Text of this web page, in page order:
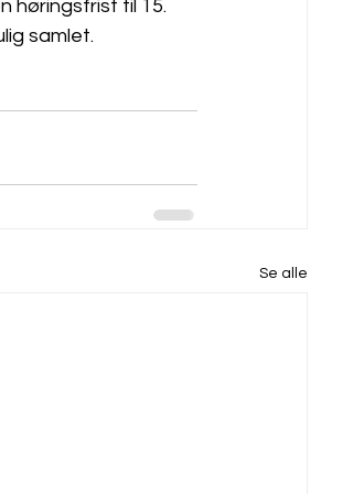
høringsfrist til 15.
samlet.
Se alle